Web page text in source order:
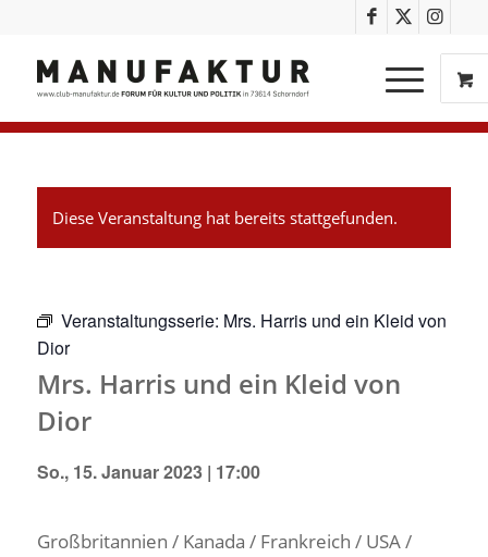
Diese Veranstaltung hat bereits stattgefunden.
Veranstaltungsserie: Mrs. Harris und ein Kleid von
Dior
Mrs. Harris und ein Kleid von
Dior
So., 15. Januar 2023 | 17:00
Großbritannien / Kanada / Frankreich / USA /